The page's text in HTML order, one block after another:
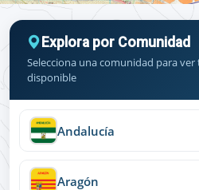
Explora por Comunidad
Selecciona una comunidad para
disponible
Andalucía
Aragón